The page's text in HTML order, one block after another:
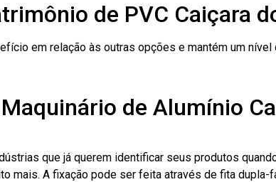
de PVC Caiçara
em relação às outras opções e mantém um nível
de Alumínio
que já querem identificar seus produtos
mais. A fixação pode ser feita através de fita dupla-